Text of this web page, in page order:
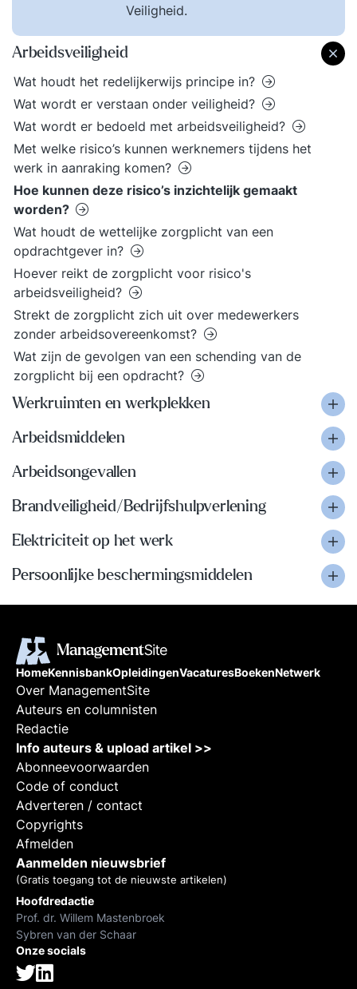
Veiligheid.
Arbeidsveiligheid
Wat houdt het redelijkerwijs principe in?
Wat wordt er verstaan onder veiligheid?
Wat wordt er bedoeld met arbeidsveiligheid?
Met welke risico’s kunnen werknemers tijdens het
werk in aanraking komen?
Hoe kunnen deze risico’s inzichtelijk gemaakt
worden?
Wat houdt de wettelijke zorgplicht van een
opdrachtgever in?
Hoever reikt de zorgplicht voor risico's
arbeidsveiligheid?
Strekt de zorgplicht zich uit over medewerkers
zonder arbeidsovereenkomst?
Wat zijn de gevolgen van een schending van de
zorgplicht bij een opdracht?
Werkruimten en werkplekken
Arbeidsmiddelen
Arbeidsongevallen
Brandveiligheid/Bedrijfshulpverlening
Elektriciteit op het werk
Persoonlijke beschermingsmiddelen
HomeKennisbankOpleidingenVacaturesBoekenNetwerk
Over ManagementSite
Auteurs en columnisten
Redactie
Info auteurs & upload artikel >>
Abonneevoorwaarden
Code of conduct
Adverteren / contact
Copyrights
Afmelden
Aanmelden nieuwsbrief
(Gratis toegang tot de nieuwste artikelen)
Hoofdredactie
Prof. dr. Willem Mastenbroek
Sybren van der Schaar
Onze socials